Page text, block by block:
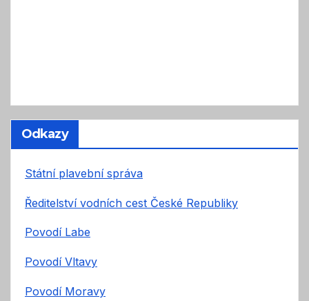
Odkazy
Státní plavební správa
Ředitelství vodních cest České Republiky
Povodí Labe
Povodí Vltavy
Povodí Moravy